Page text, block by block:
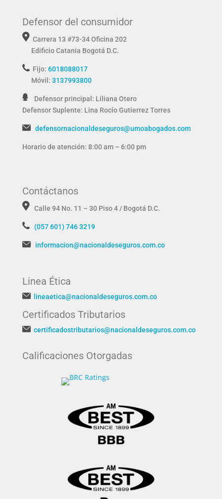
Defensor del consumidor
Carrera 13 #73-34 Oficina 202
Edificio Catania Bogotá D.C.
Fijo: 6018088017
Móvil: 3137993800
Defensor principal: Liliana Otero
Defensor Suplente: Lina Rocío Gutierrez Torres
defensornacionaldeseguros@umoabogados.com
Horario de atención: 8:00 am – 6:00 pm
Contáctanos
Calle 94 No. 11 – 30 Piso 4 / Bogotá D.C.
(057 601) 746 3219
informacion@nacionaldeseguros.com.co
Linea Ética
lineaetica@nacionaldeseguros.com.co
Certificados Tributarios
certificadostributarios@nacionaldeseguros.com.co
Calificaciones Otorgadas